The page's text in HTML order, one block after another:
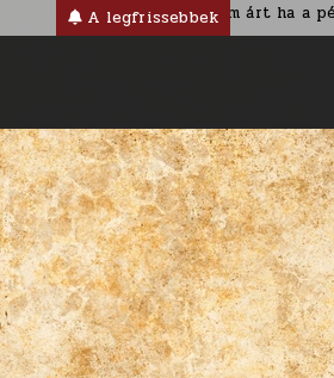
to
A legfrissebbek
Nem árt ha a pénzverde